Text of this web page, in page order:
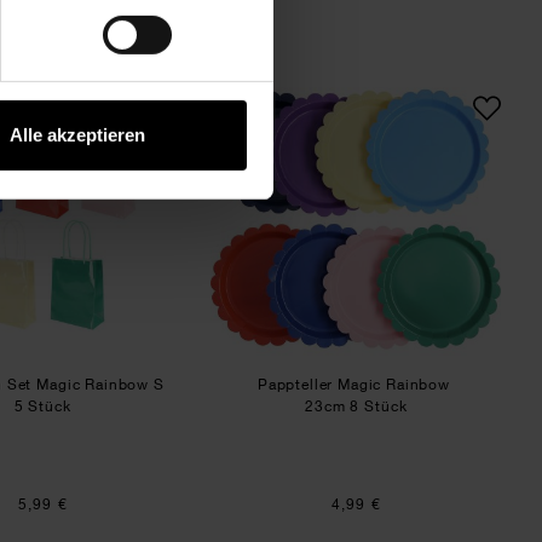
Alle akzeptieren
Papiertüten Set Magic Rainbow S
Set Magic Rainbow S
5 Stück
5,99 €
Pappteller Magic
Pappteller Magic Rainbow
23cm 8 Stück
4,99 €